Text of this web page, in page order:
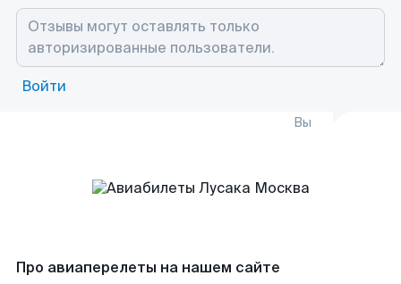
Войти
Вы
Про авиаперелеты на нашем сайте